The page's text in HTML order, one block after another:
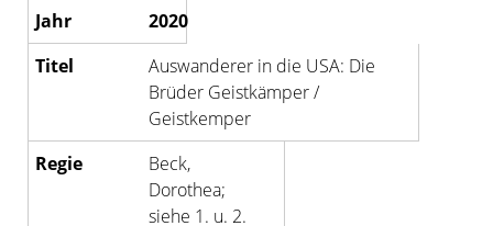
2020
Auswanderer in die USA: Die
Brüder Geistkämper /
Geistkemper
Beck,
Dorothea;
siehe 1. u. 2.